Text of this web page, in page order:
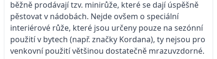
běžně prodávají tzv. minirůže, které se dají úspěšně
pěstovat v nádobách. Nejde ovšem o speciální
interiérové růže, které jsou určeny pouze na sezónní
použití v bytech (např. značky Kordana), ty nejsou pro
venkovní použití většinou dostatečně mrazuvzdorné.